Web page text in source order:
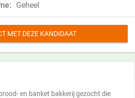
Geheel
MET DEZE KANDIDAAT
en banket bakkerij gezocht die